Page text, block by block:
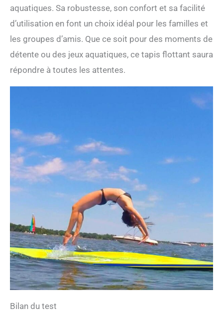
aquatiques. Sa robustesse, son confort et sa facilité
d’utilisation en font un choix idéal pour les familles et
les groupes d’amis. Que ce soit pour des moments de
détente ou des jeux aquatiques, ce tapis flottant saura
répondre à toutes les attentes.
Bilan du test